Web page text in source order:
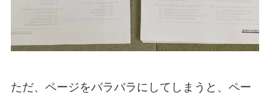
ただ、ページをバラバラにしてしまうと、ペー